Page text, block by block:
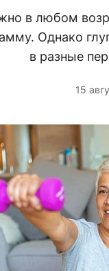
в любом
Однако
в разные
15